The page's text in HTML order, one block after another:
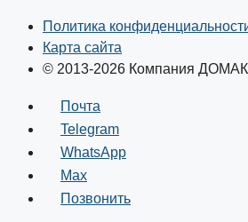
Политика
Карта сайта
© 2013-2026 Компания
Почта
Telegram
WhatsApp
Max
Позвонить